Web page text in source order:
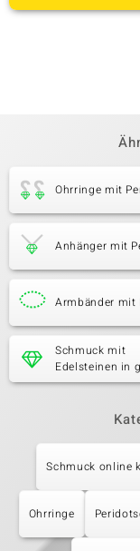
Ohrringe mit
Anhänger mit
Armbänder mit
Schmuck mit
Edelsteinen in
Schmuck online
Ohrringe